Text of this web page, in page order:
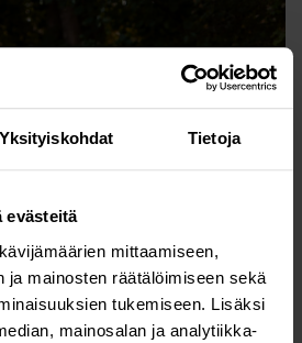
Yksityiskohdat Tietoja
evästeitä
mittaamiseen,
ja mainosten räätälöimiseen sekä
tukemiseen. Lisäksi
mainosalan ja analytiikka-
osa Tean elämää. Kolesteroliarvoja
ruokavaliomuutoksilla.